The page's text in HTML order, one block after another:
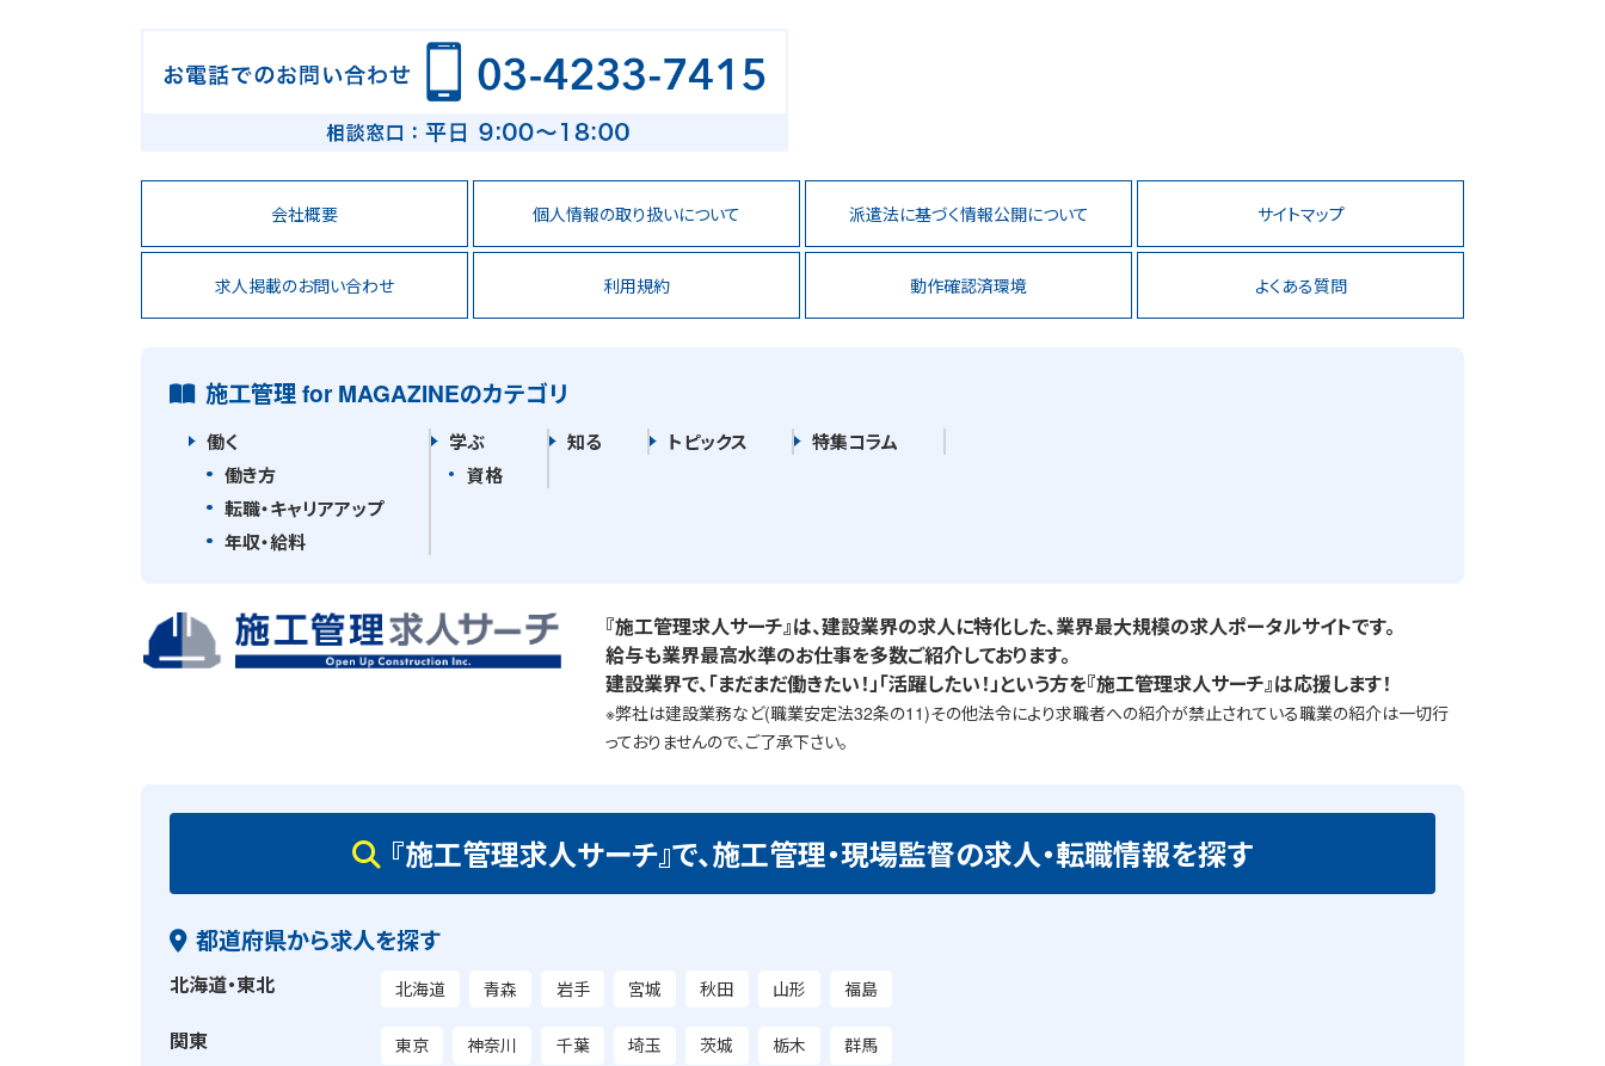
会社概要 個人情報の取り扱いについて 派遣法に基づく情報公開について サイトマップ
求人掲載のお問い合わせ 利用規約 動作確認済環境 よくある質問
施工管理 for MAGAZINEのカテゴリ
働く
働き方
転職・キャリアアップ
年収・給料
学ぶ
資格
知る トピックス 特集コラム
『施工管理求人サーチ』は、建設業界の求人に特化した、業界最大規模の求人ポータルサイトです。
給与も業界最高水準のお仕事を多数ご紹介しております。
建設業界で、「まだまだ働きたい！」「活躍したい！」という方を『施工管理求人サーチ』は応援します！
※弊社は建設業務など(職業安定法32条の11)その他法令により求職者への紹介が禁止されている職業の紹介は一切行
っておりませんので、ご了承下さい。
『施工管理求人サーチ』で、施工管理・現場監督の求人・転職情報を探す
都道府県から求人を探す
北海道・東北 北海道 青森 岩手 宮城 秋田 山形 福島
関東 東京 神奈川 千葉 埼玉 茨城 栃木 群馬